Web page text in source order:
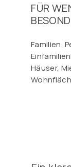
FÜR
Familien,
Häuser,